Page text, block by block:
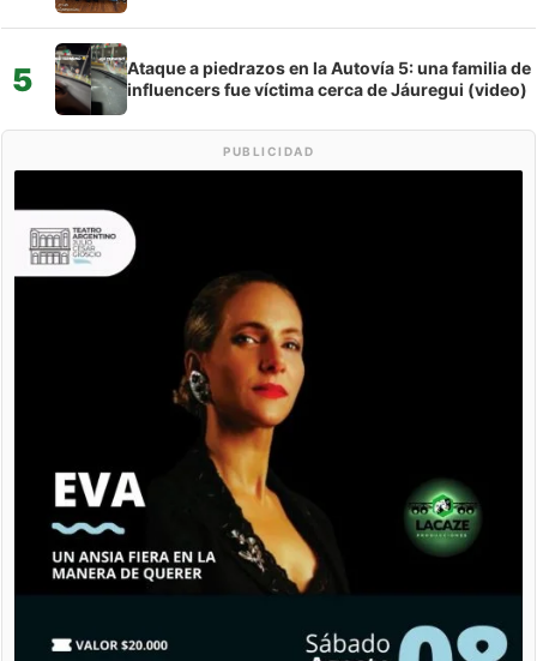
5
Ataque a piedrazos en la Autovía 5: una familia de
influencers fue víctima cerca de Jáuregui (video)
PUBLICIDAD